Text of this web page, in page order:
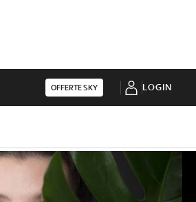
OFFERTE SKY LOGIN